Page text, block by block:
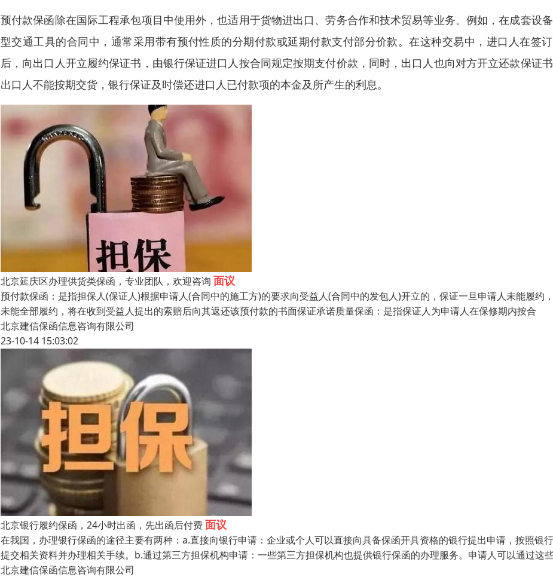
预付款保函除在国际工程承包项目中使用外，也适用于货物进出口、劳务合作和技术贸易等业务。例如，在成套设
型交通工具的合同中，通常采用带有预付性质的分期付款或延期付款支付部分价款。在这种交易中，进口人在签
后，向出口人开立履约保证书，由银行保证进口人按合同规定按期支付价款，同时，出口人也向对方开立还款保证
出口人不能按期交货，银行保证及时偿还进口人已付款项的本金及所产生的利息。
北京延庆区办理供货类保函，专业团队，欢迎咨询 面议
预付款保函：是指担保人(保证人)根据申请人(合同中的施工方)的要求向受益人(合同中的发包人)开立的，保证一旦申请人未能履约
未能全部履约，将在收到受益人提出的索赔后向其返还该预付款的书面保证承诺质量保函：是指保证人为申请人在保修期内按合
北京建信保函信息咨询有限公司
23-10-14 15:03:02
北京银行履约保函，24小时出函，先出函后付费面议
在我国，办理银行保函的途径主要有两种：a.直接向银行申请：企业或个人可以直接向具备保函开具资格的银行提出申请，按照银
提交相关资料并办理相关手续。b.通过第三方担保机构申请：一些第三方担保机构也提供银行保函的办理服务。申请人可以通过这
北京建信保函信息咨询有限公司